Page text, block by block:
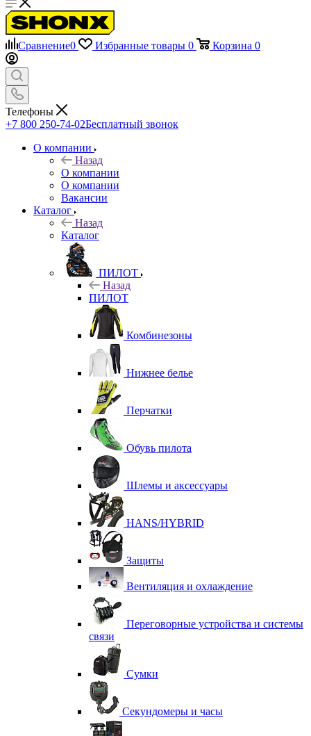
Сравнение0 Избранные товары 0 Корзина 0
Телефоны
+7 800 250-74-02Бесплатный звонок
О компании
Назад
О компании
О компании
Вакансии
Каталог
Назад
Каталог
ПИЛОТ
Назад
ПИЛОТ
Комбинезоны
Нижнее белье
Перчатки
Обувь пилота
Шлемы и аксессуары
HANS/HYBRID
Защиты
Вентиляция и охлаждение
Переговорные устройства и системы
связи
Сумки
Секундомеры и часы